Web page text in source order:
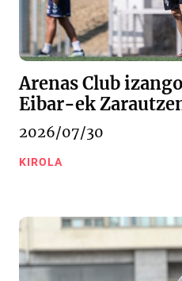
Arenas Club
Eibar-ek
2026/07/30
KIROLA